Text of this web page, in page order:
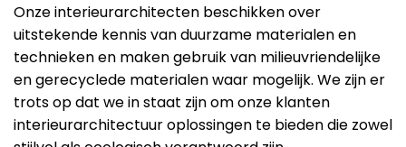
Onze interieurarchitecten beschikken over
uitstekende kennis van duurzame materialen en
technieken en maken gebruik van milieuvriendelijke
en gerecyclede materialen waar mogelijk. We zijn er
trots op dat we in staat zijn om onze klanten
interieurarchitectuur oplossingen te bieden die zowel